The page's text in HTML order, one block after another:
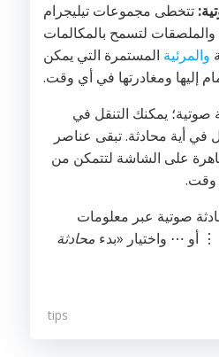
تتخطى مجموعات تيليجرام
والملصقات لتسمح بالمكالمات
والمرئية المستمرة التي يمكن
إليها ومغادرتها في أي وقت.
صوتية؛ يمكنك التنقل في
في أية محادثة. تبقى عناصر
على الشاشة لتتمكن من
وقت.
صوتية عبر معلومات
أو ⋯ واختيار «بدء محادثة
tips